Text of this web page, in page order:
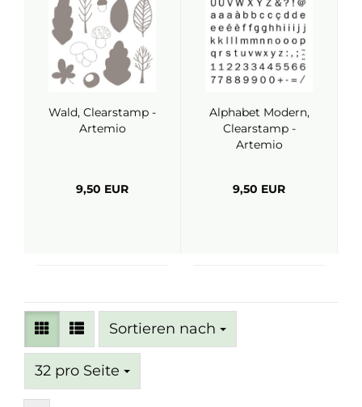
Wald, Clearstamp -
Artemio
9,50 EUR
Alphabet Modern,
Clearstamp -
Artemio
9,50 EUR
Sortieren nach
Sortieren nach
32 pro Seite
pro Seite